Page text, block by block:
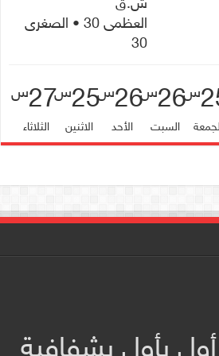
العظمى 30 • الصغرى
30
س26س
السبت
26س
الأحد
25س
الاثنين
27س
الثلاثاء
بأول بشفافية